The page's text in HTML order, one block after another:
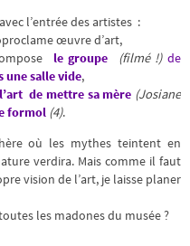
l’entrée des artistes :
œuvre d’art,
le groupe (filmé !)de
une salle vide,
de mettre sa mère (Josiane
formol (4).
où les mythes teintent en
verdira. Mais comme il faut
vision de l’art, je laisse planer
les madones du musée ?